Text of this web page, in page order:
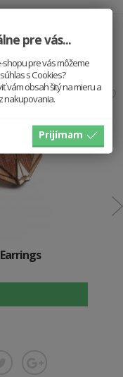
pre vás...
shopu pre vás môžeme
s Cookies?
vám obsah šitý na mieru a
nakupovania.
Prijímam